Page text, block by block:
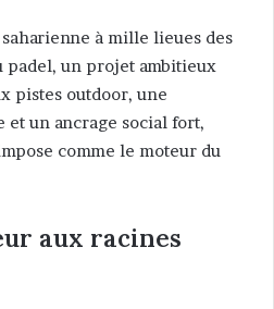
à mille lieues des
padel, un projet ambitieux
pistes outdoor, une
et un ancrage social fort,
comme le moteur du
aux racines